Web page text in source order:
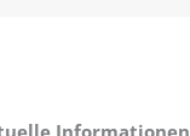
Informationen